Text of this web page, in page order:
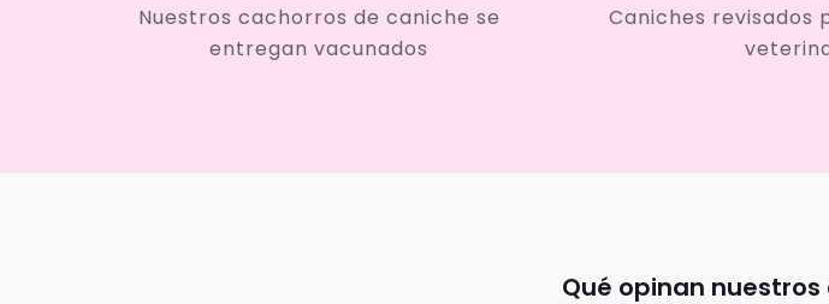
Nuestros cachorros de caniche se
entregan vacunados
Caniches revisados
Qué opinan